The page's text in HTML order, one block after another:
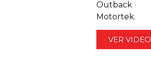
Outback
Motortek.
VER VIDEO